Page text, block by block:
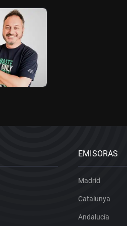
EMISORAS
Madrid
Catalunya
Andalucía